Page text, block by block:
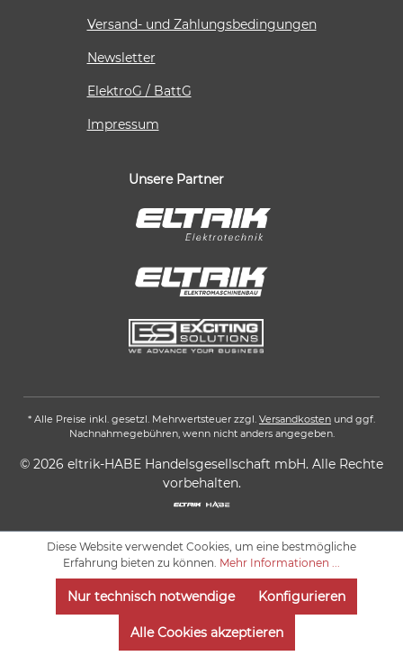
Versand- und Zahlungsbedingungen
Newsletter
ElektroG / BattG
Impressum
Unsere Partner
* Alle Preise inkl. gesetzl. Mehrwertsteuer zzgl. Versandkosten und ggf.
Nachnahmegebühren, wenn nicht anders angegeben.
© 2026 eltrik-HABE Handelsgesellschaft mbH. Alle Rechte
vorbehalten.
Diese Website verwendet Cookies, um eine bestmögliche
Erfahrung bieten zu können. Mehr Informationen ...
Nur technisch notwendige Konfigurieren
Alle Cookies akzeptieren